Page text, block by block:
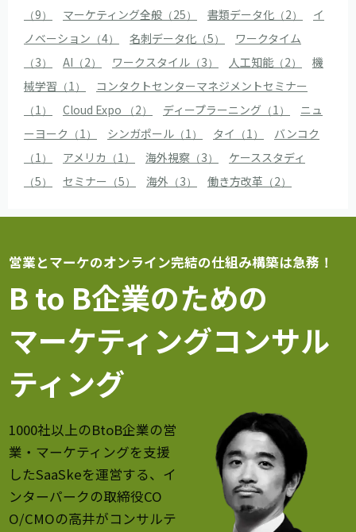
（9）
マーケティング全般（25） 書類データ化（2）
イ
ノベーション（4）
名刺データ化（5）
ワークタイム
（3）
AI（2） ワークスタイル（3） 人工知能（2）
機
械学習（1）
コンタクトセンターマネジメントセミナー
（1）
Cloud Expo （2） ディープラーニング（1）
ニュ
ーヨーク（1）
シンガポール（1） タイ（1）
バンコク
（1）
アメリカ（1） 海外視察（3）
ケーススタディ
（5）
セミナー（5） 海外（3） 働き方改革（2）
営業とマーケのオンライン完結の仕組み構築は急務！
B to B企業のための
マーケティングコンサル
ティング
1000社以上のBtoB企業の営
業・マーケティングを支援
したSaaSkeを運営する、イ
ンターパークの取締役CO
O/CMOの高井がコンサルテ